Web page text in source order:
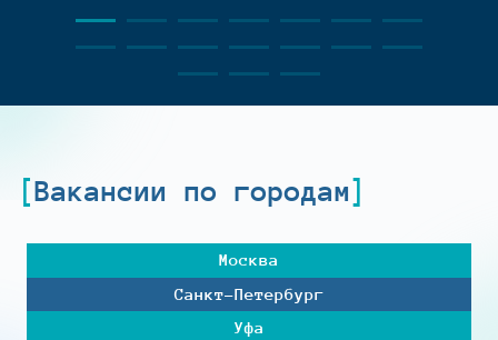
Вакансии по городам
Москва
Санкт-Петербург
Уфа